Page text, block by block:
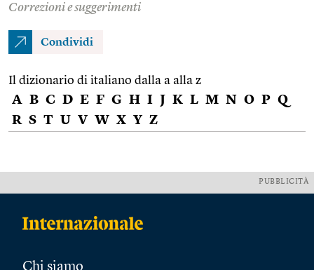
Correzioni e suggerimenti
Condividi
Il dizionario di italiano dalla a alla z
A B C D E F G H I J K L M N O P Q
R S T U V W X Y Z
PUBBLICITÀ
Chi siamo